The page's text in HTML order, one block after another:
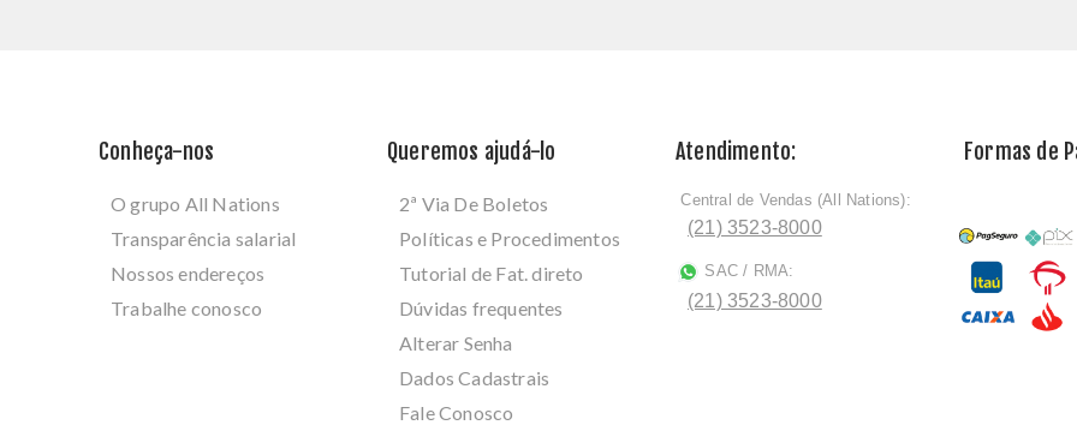
Conheça-nos
O grupo All Nations
Transparência salarial
Nossos endereços
Trabalhe conosco
Queremos ajudá-lo
2ª Via De Boletos
Políticas e Procedimentos
Tutorial de Fat. direto
Dúvidas frequentes
Alterar Senha
Dados Cadastrais
Fale Conosco
Atendimento:
ﾠCentral de Vendas (All Nations):
(21) 3523-8000
SAC / RMA:
(21) 3523-8000
Formas de